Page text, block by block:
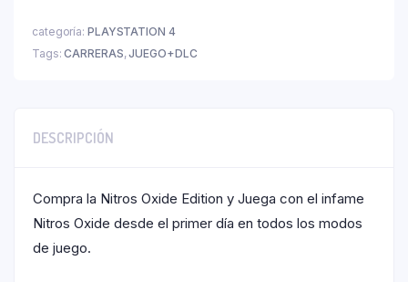
categoría: PLAYSTATION 4
Tags:CARRERAS,JUEGO+DLC
DESCRIPCIÓN
Compra la Nitros Oxide Edition y Juega con el infame
Nitros Oxide desde el primer día en todos los modos
de juego.